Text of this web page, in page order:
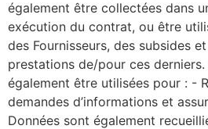
également être collectées dans
exécution du contrat, ou être
des Fournisseurs, des subsides
prestations de/pour ces derniers.
également être utilisées pour : -
demandes d’informations et
Données sont également